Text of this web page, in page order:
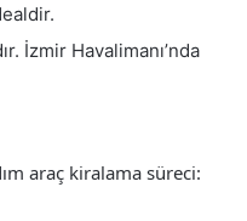
İzmir Havalimanı’nda
araç kiralama süreci: